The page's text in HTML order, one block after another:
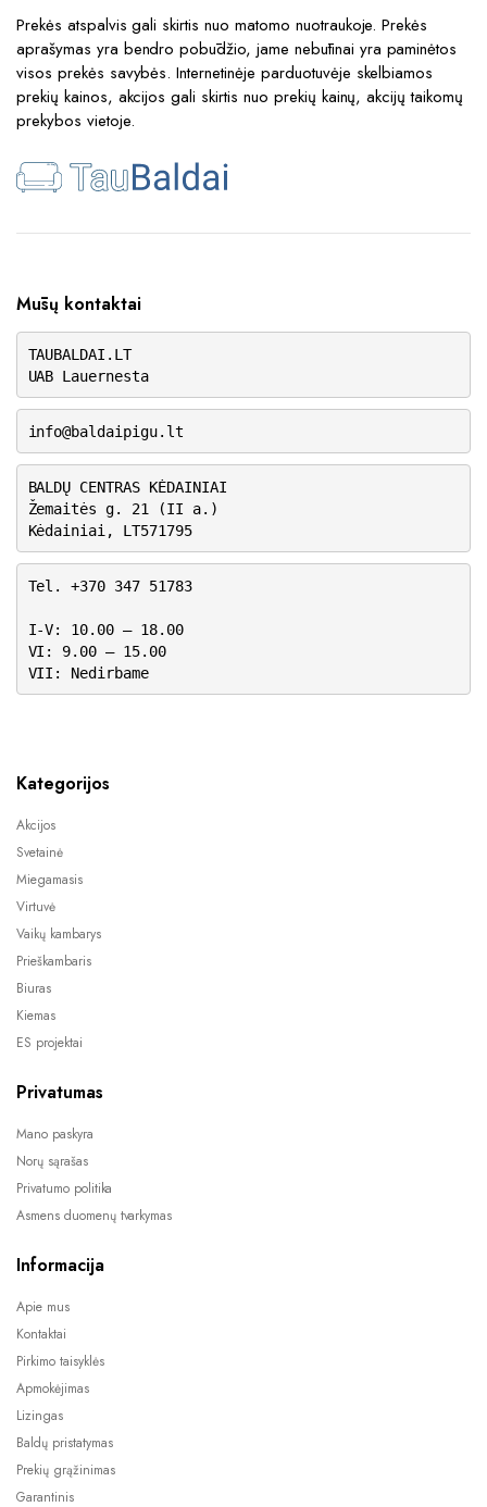
Prekės atspalvis gali skirtis nuo matomo nuotraukoje. Prekės
aprašymas yra bendro pobūdžio, jame nebūtinai yra paminėtos
visos prekės savybės. Internetinėje parduotuvėje skelbiamos
prekių kainos, akcijos gali skirtis nuo prekių kainų, akcijų taikomų
prekybos vietoje.
Mūsų kontaktai
TAUBALDAI.LT
UAB Lauernesta
info@baldaipigu.lt
BALDŲ CENTRAS KĖDAINIAI
Žemaitės g. 21 (II a.)
Kėdainiai, LT571795
Tel. +370 347 51783
I-V: 10.00 – 18.00
VI: 9.00 – 15.00
VII: Nedirbame
Kategorijos
Akcijos
Svetainė
Miegamasis
Virtuvė
Vaikų kambarys
Prieškambaris
Biuras
Kiemas
ES projektai
Privatumas
Mano paskyra
Norų sąrašas
Privatumo politika
Asmens duomenų tvarkymas
Informacija
Apie mus
Kontaktai
Pirkimo taisyklės
Apmokėjimas
Lizingas
Baldų pristatymas
Prekių grąžinimas
Garantinis